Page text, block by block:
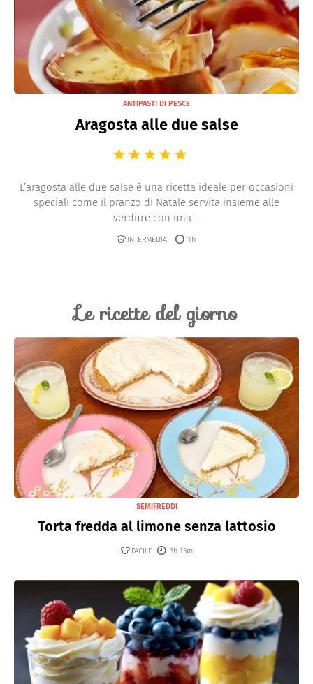
ANTIPASTI DI PESCE
Aragosta alle due salse
L’aragosta alle due salse è una ricetta ideale per occasioni
speciali come il pranzo di Natale servita insieme alle
verdure con una ...
INTERMEDIA 1h
Le ricette del giorno
SEMIFREDDI
Torta fredda al limone senza lattosio
FACILE 3h 15m